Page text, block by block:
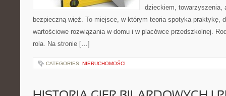
dzieckiem, towarzyszenia,
bezpieczną więź. To miejsce, w którym teoria spotyka praktykę,
wartościowe rozwiązania w domu i w placówce przedszkolnej.
rola. Na stronie […]
CATEGORIES: NIERUCHOMOŚCI